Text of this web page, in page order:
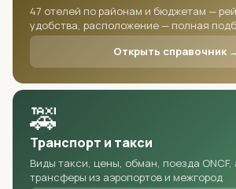
47 отелей по районам и бюджетам —
удобства, расположение — полная
Открыть справочник
🚕
Транспорт и такси
Виды такси, цены, обман, поезда ONCF,
трансферы из аэропортов и межгород